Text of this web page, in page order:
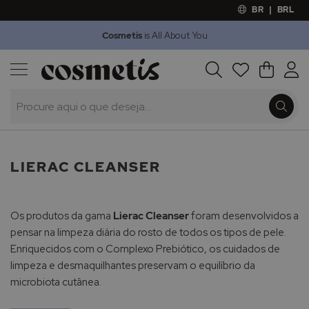
BR | BRL
Cosmetisis All About You
Procura O Meu
Outlet
LIERAC CLEANSER
Os produtos da gama Lierac Cleanserforam desenvolvidos a
pensar na limpeza diária do rosto de todos os tipos de pele.
Enriquecidos com o Complexo Prebiótico, os cuidados de
limpeza e desmaquilhantes preservam o equilíbrio da
microbiota cutânea.